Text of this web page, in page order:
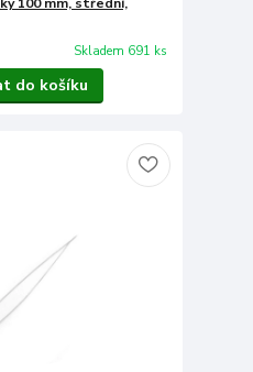
100 mm, střední,
Skladem 691 ks
do košíku